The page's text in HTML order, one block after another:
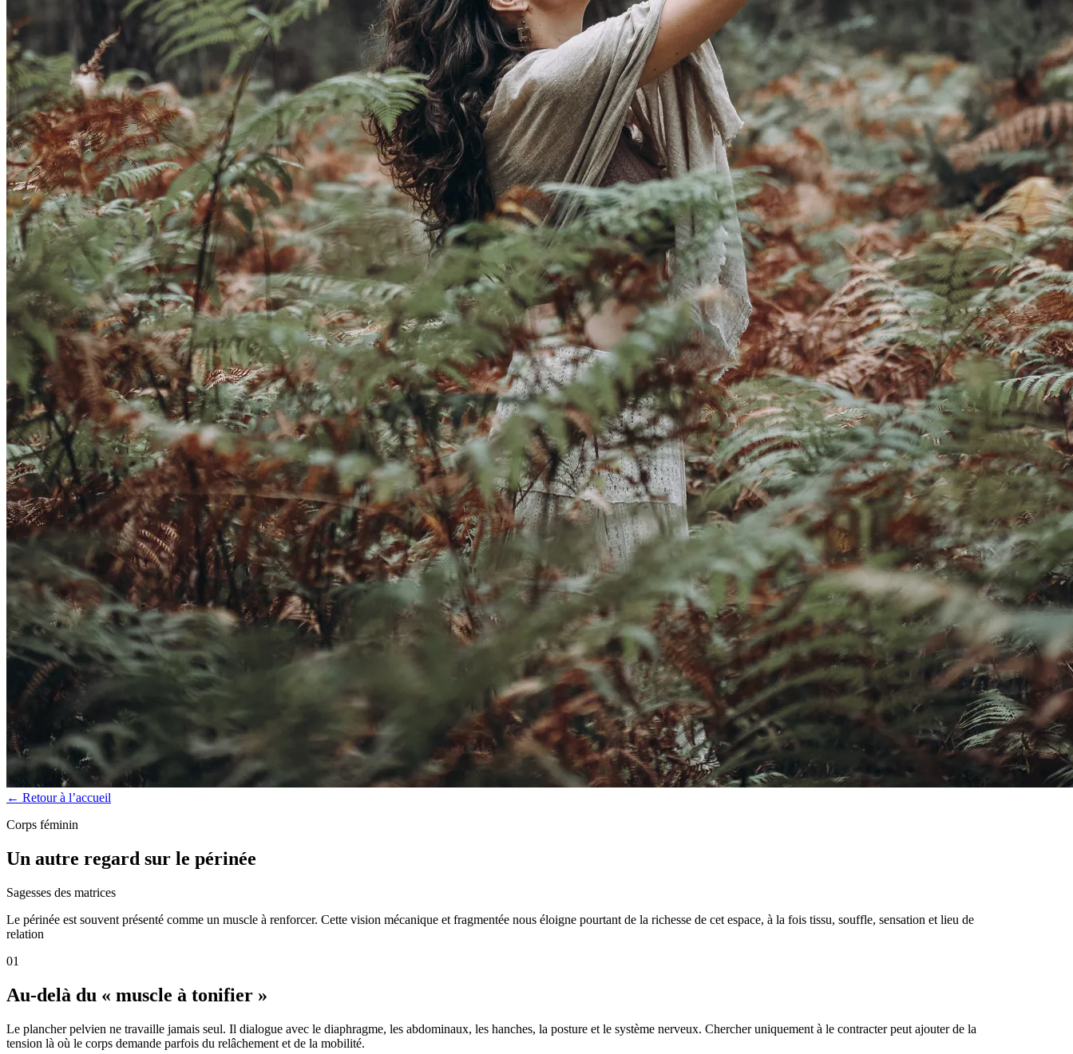
← Retour à l’accueil
Corps féminin
Un autre regard sur le périnée
Sagesses des matrices
Le périnée est souvent présenté comme un muscle à renforcer. Cette vision mécanique et fragmentée nous éloigne pourtant de la richesse de cet espace, à la fois tissu, souffle, sensation et lieu de
relation
01
Au-delà du « muscle à tonifier »
Le plancher pelvien ne travaille jamais seul. Il dialogue avec le diaphragme, les abdominaux, les hanches, la posture et le système nerveux. Chercher uniquement à le contracter peut ajouter de la
tension là où le corps demande parfois du relâchement et de la mobilité.